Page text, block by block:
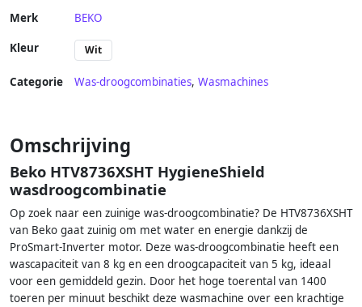
Merk BEKO
Kleur Wit
Categorie Was-droogcombinaties, Wasmachines
Omschrijving
Beko HTV8736XSHT HygieneShield
wasdroogcombinatie
Op zoek naar een zuinige was-droogcombinatie? De HTV8736XSHT
van Beko gaat zuinig om met water en energie dankzij de
ProSmart-Inverter motor. Deze was-droogcombinatie heeft een
wascapaciteit van 8 kg en een droogcapaciteit van 5 kg, ideaal
voor een gemiddeld gezin. Door het hoge toerental van 1400
toeren per minuut beschikt deze wasmachine over een krachtige